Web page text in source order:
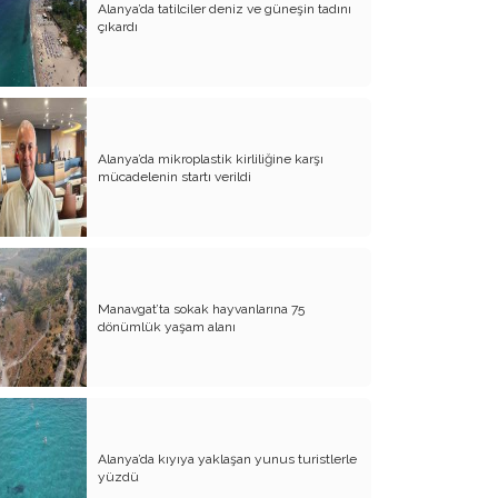
Atalay olayı; yargıyı yönetenlerin
darbesidir!..
CHP’de ne değişti?
Eğitim Sisteminde Sorunlar ve Çözüm
Önerileri
Cumhuriyet’in 100. Yılı ve AB İlişkileri
Şehitler üzerinden siyaset!..
Belediye Başkanı'na Neden Oy
Vermeliyim?
AKP'nin Mülteci Politikası ve
şehitlerimiz!..
Geleceğimize biz karar verelim!..
Kamacı’nın resti!.. İYİ Parti’nin kararı
Emine öğretmenim; Atatürk sizlere
güvendi!..
Alanya’da tatilciler deniz ve güneşin tadını
çıkardı
Alanya’da mikroplastik kirliliğine karşı
mücadelenin startı verildi
Manavgat’ta sokak hayvanlarına 75
dönümlük yaşam alanı
Alanya’da kıyıya yaklaşan yunus turistlerle
yüzdü